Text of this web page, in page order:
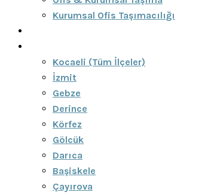
Kurumsal Ofis Taşımacılığı
Kocaeli (Tüm İlçeler)
İzmit
Gebze
Derince
Körfez
Gölcük
Darıca
Başiskele
Çayırova